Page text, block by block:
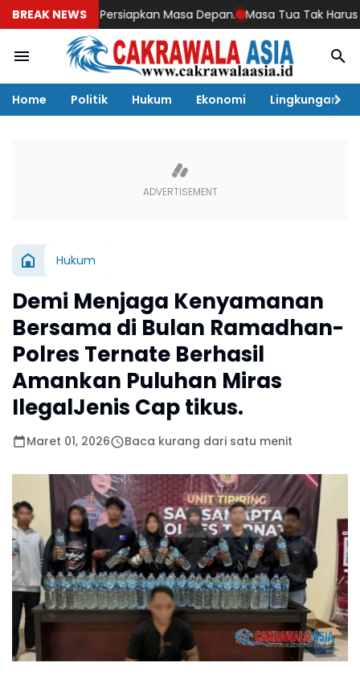
BREAK NEWS
Persiapkan Masa Depan. Masa Tua Tak Harus Menjadi
Home Politik Hukum Ekonomi Lingkungan
Hukum
Demi Menjaga Kenyamanan
Bersama di Bulan Ramadhan-
Polres Ternate Berhasil
Amankan Puluhan Miras
IlegalJenis Cap tikus.
Maret 01, 2026 Baca kurang dari satu menit